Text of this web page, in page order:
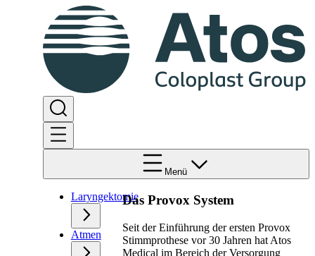
Menü
Laryngektomie
Atmen
Das Provox System
Seit der Einführung der ersten Provox
Stimmprothese vor 30 Jahren hat Atos
Medical im Bereich der Versorgung